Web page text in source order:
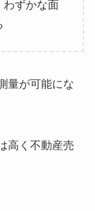
ずかな面
量が可能にな
高く不動産売